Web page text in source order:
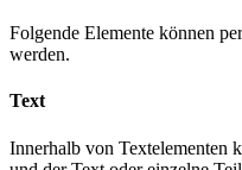
Folgende Elemente können
werden.
Text
Innerhalb von Textelementen